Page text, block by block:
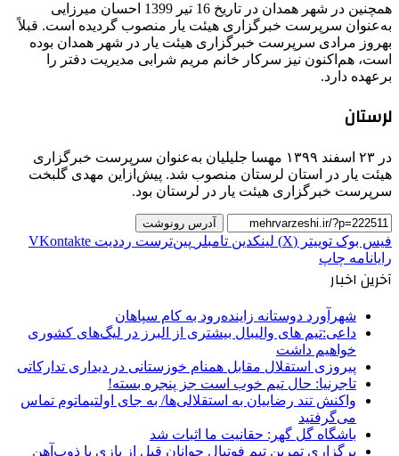
همچنین در شهر همدان در تاریخ 16 تیر 1399 احسان میرزایی
به‌عنوان سرپرست خبرگزاری هیئت یار منصوب گردیده است. قبلاً
بهروز مرادی سرپرست خبرگزاری هیئت یار در شهر همدان بوده
است، هم‌اکنون نیز سرکار خانم مریم شرابی مدیریت دفتر را
برعهده دارد.
لرستان
در ۲۳ اسفند ۱۳۹۹ مهسا جلیلیان به‌عنوان سرپرست خبرگزاری
هیئت یار در استان لرستان منصوب شد. پیش‌ازاین مهدی گلبخت
سرپرست خبرگزاری هیئت یار در لرستان بود.
آدرس رونوشت
فیس بوک توییتر (X) لینکدین ‫تامبلر ‫پین‌ترست ‫رددیت ‫VKontakte
رایانامه چاپ
آخرین اخبار
شهرآورد دوستانه زاینده‌رود به کام سپاهان
داعی:تیم های والیبال بیشتری از البرز در لیگ‌های کشوری
خواهیم داشت
پیروزی استقلال مقابل همنام خوزستانی در دیداری تدارکاتی
تاجرنیا: حال تیم خوب است جز پنجره بسته!
واکنش تند رضاییان به استقلالی‌ها/ به جای اولتیماتوم تماس
می‌گرفتید
باشگاه گل گهر: حقانیت ما اثبات شد
برگزاری تمرین تیم فوتبال جوانان قبل از بازی با ذوب‌آهن